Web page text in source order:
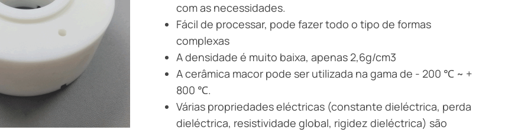
com as necessidades.
Fácil de processar, pode fazer todo o tipo de formas
complexas
A densidade é muito baixa, apenas 2,6g/cm3
A cerâmica macor pode ser utilizada na gama de - 200 ℃ ~ +
800 ℃.
Várias propriedades eléctricas (constante dieléctrica, perda
dieléctrica, resistividade global, rigidez dieléctrica) são